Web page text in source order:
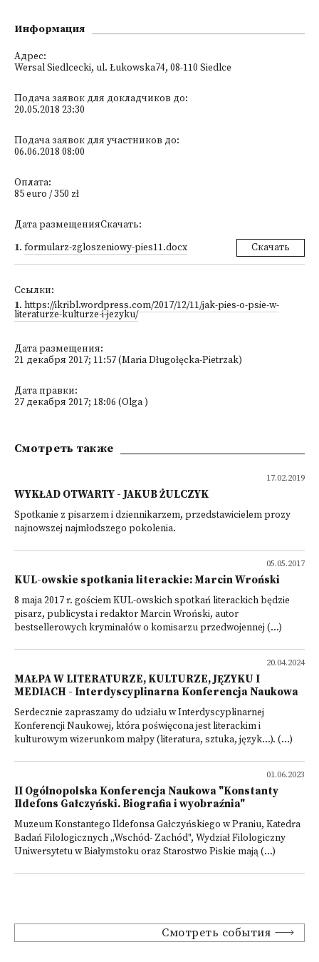
Информация
Адрес:
Wersal Siedlcecki, ul. Łukowska74, 08-110 Siedlce
Подача заявок для докладчиков до:
20.05.2018 23:30
Подача заявок для участников до:
06.06.2018 08:00
Оплата:
85 euro / 350 zł
Дата размещенияСкачать:
1. formularz-zgloszeniowy-pies11.docx Скачать
Ссылки:
1. https://ikribl.wordpress.com/2017/12/11/jak-pies-o-psie-w-
literaturze-kulturze-i-jezyku/
Дата размещения:
21 декабря 2017; 11:57 (Maria Długołęcka-Pietrzak)
Дата правки:
27 декабря 2017; 18:06 (Olga )
Смотреть также
17.02.2019
WYKŁAD OTWARTY - JAKUB ŻULCZYK
Spotkanie z pisarzem i dziennikarzem, przedstawicielem prozy
najnowszej najmłodszego pokolenia.
05.05.2017
KUL-owskie spotkania literackie: Marcin Wroński
8 maja 2017 r. gościem KUL-owskich spotkań literackich będzie
pisarz, publicysta i redaktor Marcin Wroński, autor
bestsellerowych kryminałów o komisarzu przedwojennej (...)
20.04.2024
MAŁPA W LITERATURZE, KULTURZE, JĘZYKU I
MEDIACH - Interdyscyplinarna Konferencja Naukowa
Serdecznie zapraszamy do udziału w Interdyscyplinarnej
Konferencji Naukowej, która poświęcona jest literackim i
kulturowym wizerunkom małpy (literatura, sztuka, język...). (...)
01.06.2023
II Ogólnopolska Konferencja Naukowa "Konstanty
Ildefons Gałczyński. Biografia i wyobraźnia"
Muzeum Konstantego Ildefonsa Gałczyńskiego w Praniu, Katedra
Badań Filologicznych „Wschód- Zachód", Wydział Filologiczny
Uniwersytetu w Białymstoku oraz Starostwo Piskie mają (...)
Смотреть события